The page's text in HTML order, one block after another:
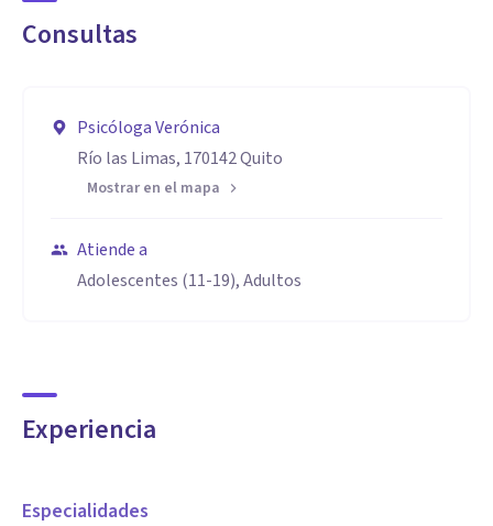
Consultas
Psicóloga Verónica
Río las Limas, 170142 Quito
Mostrar en el mapa
Atiende a
Adolescentes (11-19), Adultos
Experiencia
Especialidades